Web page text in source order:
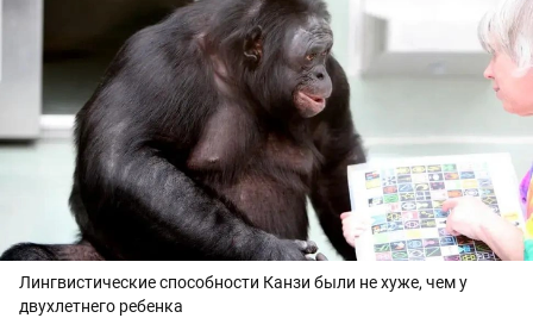
Лингвистические способности Канзи были не хуже, чем у
двухлетнего ребенка